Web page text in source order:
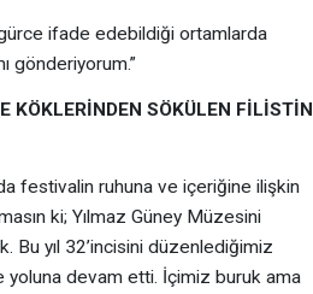
ifade edebildiği ortamlarda
gönderiyorum.”
KÖKLERİNDEN SÖKÜLEN FİLİSTİN
festivalin ruhuna ve içeriğine ilişkin
ki; Yılmaz Güney Müzesini
Bu yıl 32’incisini düzenlediğimiz
devam etti. İçimiz buruk ama